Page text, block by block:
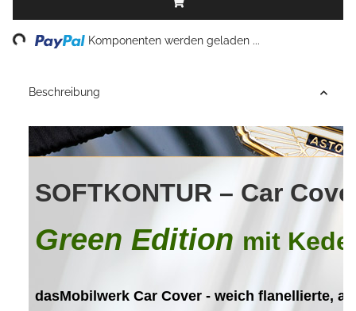
Loading... Komponenten werden geladen ...
Beschreibung